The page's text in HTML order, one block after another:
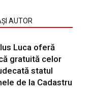
AUTOR
Luca oferă
gratuită celor
statul
de la Cadastru